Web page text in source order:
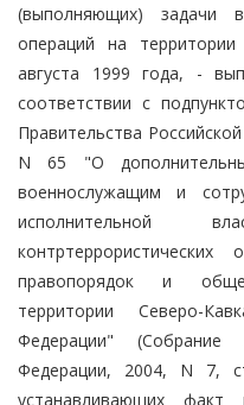
(выполняющих) задачи в
операций на территории
августа 1999 года, -
соответствии с
Правительства
N 65 "О
военнослужащим и
исполнительной
правопорядок и
территории Северо-
Федерации" (Собрание
Федерации, 2004, N 7,
устанавливающих факт